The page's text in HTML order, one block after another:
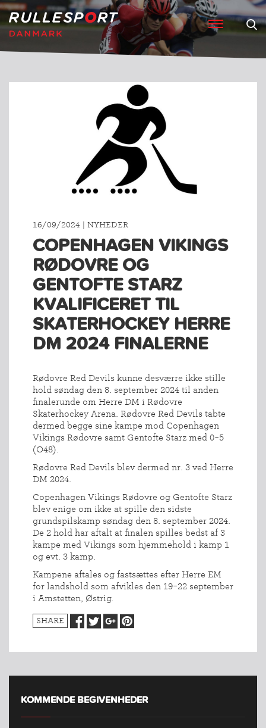
16/09/2024 | NYHEDER
COPENHAGEN VIKINGS
RØDOVRE OG
GENTOFTE STARZ
KVALIFICERET TIL
SKATERHOCKEY HERRE
DM 2024 FINALERNE
Rødovre Red Devils kunne desværre ikke stille
hold søndag den 8. september 2024 til anden
finalerunde om Herre DM i Rødovre
Skaterhockey Arena. Rødovre Red Devils tabte
dermed begge sine kampe mod Copenhagen
Vikings Rødovre samt Gentofte Starz med 0-5
(O48).
Rødovre Red Devils blev dermed nr. 3 ved Herre
DM 2024.
Copenhagen Vikings Rødovre og Gentofte Starz
blev enige om ikke at spille den sidste
grundspilskamp søndag den 8. september 2024.
De 2 hold har aftalt at finalen spilles bedst af 3
kampe med Vikings som hjemmehold i kamp 1
og evt. 3 kamp.
Kampene aftales og fastsættes efter Herre EM
for landshold som afvikles den 19-22 september
i Amstetten, Østrig.
SHARE
KOMMENDE BEGIVENHEDER